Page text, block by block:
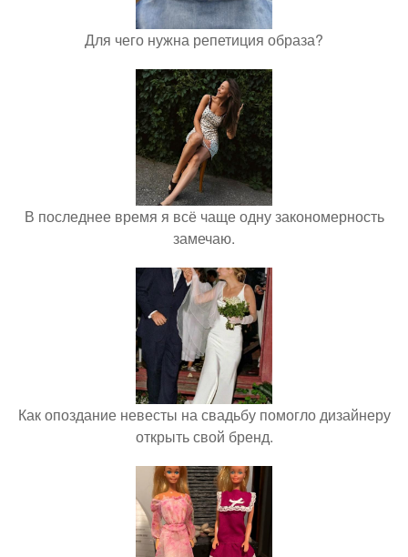
Для чего нужна репетиция образа?
В последнее время я всё чаще одну закономерность
замечаю.
Как опоздание невесты на свадьбу помогло дизайнеру
открыть свой бренд.